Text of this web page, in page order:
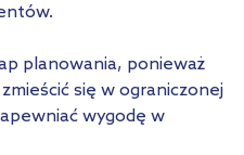
planowania, ponieważ
się w ograniczonej
wygodę w